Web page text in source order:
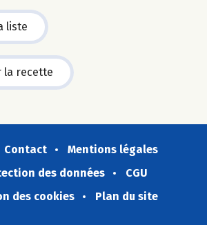
liste
la recette
Contact
Mentions légales
des données
CGU
des cookies
Plan du site